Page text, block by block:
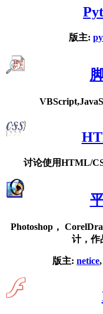
版主:
讨论使用HTML/
Photoshop，
计，作
版主: netice,